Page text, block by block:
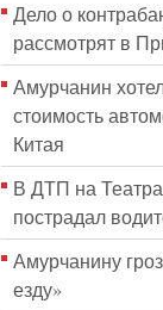
Дело о
рассмотрят в
Амурчанин
стоимость
Китая
В ДТП на
пострадал
Амурчанину
езду»